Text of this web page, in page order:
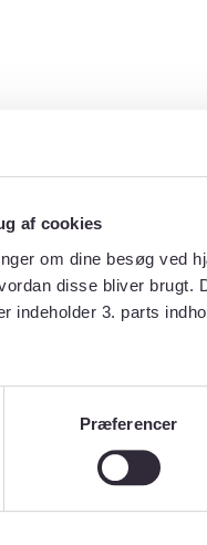
af cookies
om dine besøg ved
disse bliver
indeholder 3. parts
Præferencer